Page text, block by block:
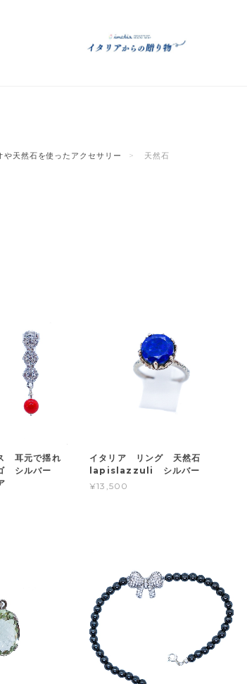
や天然石を使ったアクセサリー 天然石
耳元で揺れ
シルバー
イタリア リング 天然石
lapislazzuli シルバー
¥13,500